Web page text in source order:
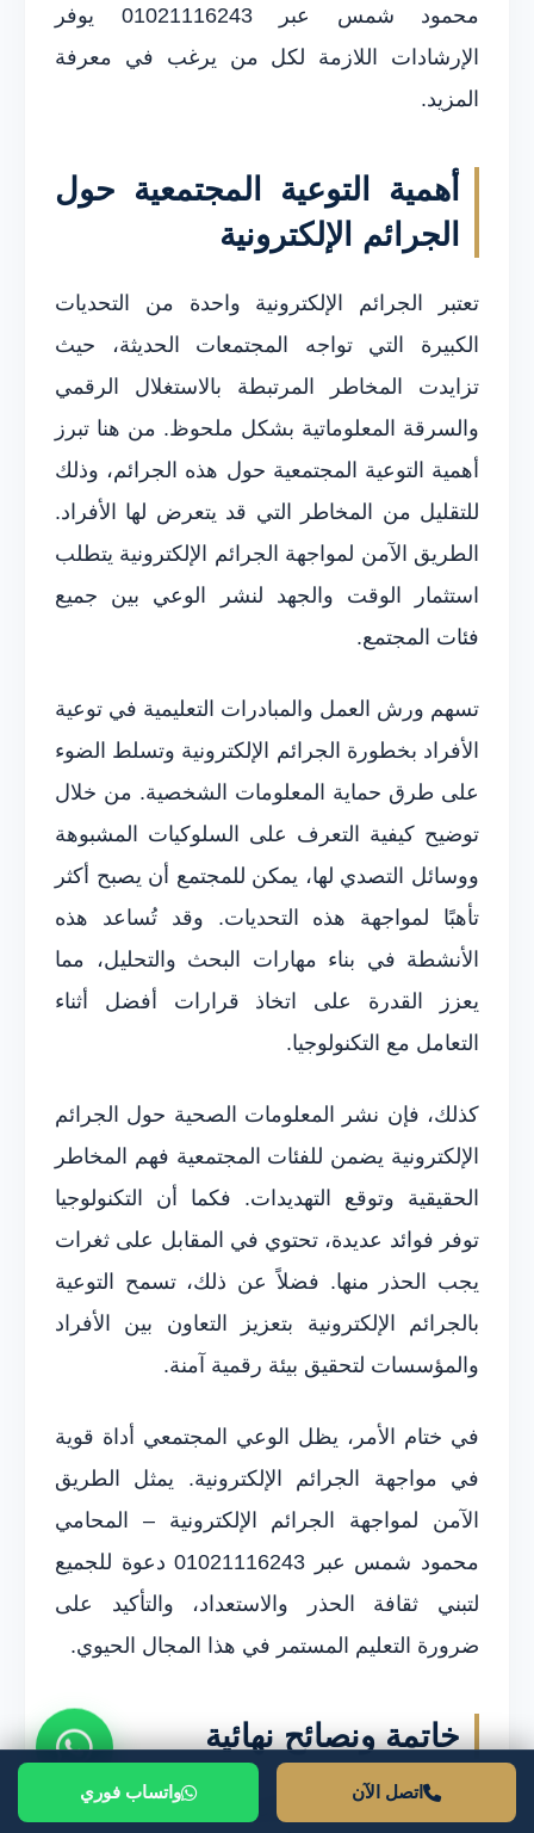
محمود شمس عبر 01021116243 يوفر
الإرشادات اللازمة لكل من يرغب في معرفة
المزيد.
أهمية التوعية المجتمعية حول
الجرائم الإلكترونية
تعتبر الجرائم الإلكترونية واحدة من التحديات
الكبيرة التي تواجه المجتمعات الحديثة، حيث
تزايدت المخاطر المرتبطة بالاستغلال الرقمي
والسرقة المعلوماتية بشكل ملحوظ. من هنا تبرز
أهمية التوعية المجتمعية حول هذه الجرائم، وذلك
للتقليل من المخاطر التي قد يتعرض لها الأفراد.
الطريق الآمن لمواجهة الجرائم الإلكترونية يتطلب
استثمار الوقت والجهد لنشر الوعي بين جميع
فئات المجتمع.
تسهم ورش العمل والمبادرات التعليمية في توعية
الأفراد بخطورة الجرائم الإلكترونية وتسلط الضوء
على طرق حماية المعلومات الشخصية. من خلال
توضيح كيفية التعرف على السلوكيات المشبوهة
ووسائل التصدي لها، يمكن للمجتمع أن يصبح أكثر
تأهبًا لمواجهة هذه التحديات. وقد تُساعد هذه
الأنشطة في بناء مهارات البحث والتحليل، مما
يعزز القدرة على اتخاذ قرارات أفضل أثناء
التعامل مع التكنولوجيا.
كذلك، فإن نشر المعلومات الصحية حول الجرائم
الإلكترونية يضمن للفئات المجتمعية فهم المخاطر
الحقيقية وتوقع التهديدات. فكما أن التكنولوجيا
توفر فوائد عديدة، تحتوي في المقابل على ثغرات
يجب الحذر منها. فضلاً عن ذلك، تسمح التوعية
بالجرائم الإلكترونية بتعزيز التعاون بين الأفراد
والمؤسسات لتحقيق بيئة رقمية آمنة.
في ختام الأمر، يظل الوعي المجتمعي أداة قوية
في مواجهة الجرائم الإلكترونية. يمثل الطريق
الآمن لمواجهة الجرائم الإلكترونية – المحامي
محمود شمس عبر 01021116243 دعوة للجميع
لتبني ثقافة الحذر والاستعداد، والتأكيد على
ضرورة التعليم المستمر في هذا المجال الحيوي.
خاتمة ونصائح نهائية
مع تفشي الجرائم الإلكترونية في عصرنا الحالي،
اتصل الآن واتساب فوري